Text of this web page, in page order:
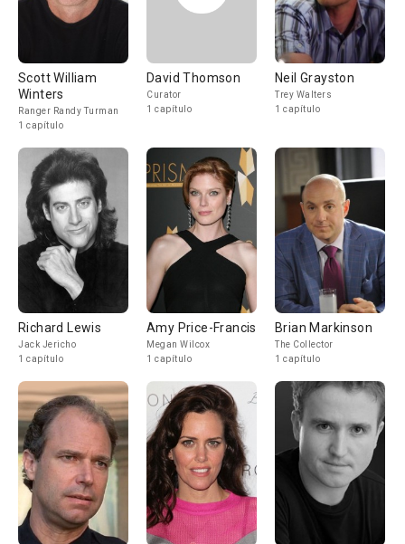
Scott William
Winters
Ranger Randy Turman
1 capítulo
David Thomson
Curator
1 capítulo
Neil Grayston
Trey Walters
1 capítulo
Richard Lewis
Jack Jericho
1 capítulo
Amy Price-Francis
Megan Wilcox
1 capítulo
Brian Markinson
The Collector
1 capítulo